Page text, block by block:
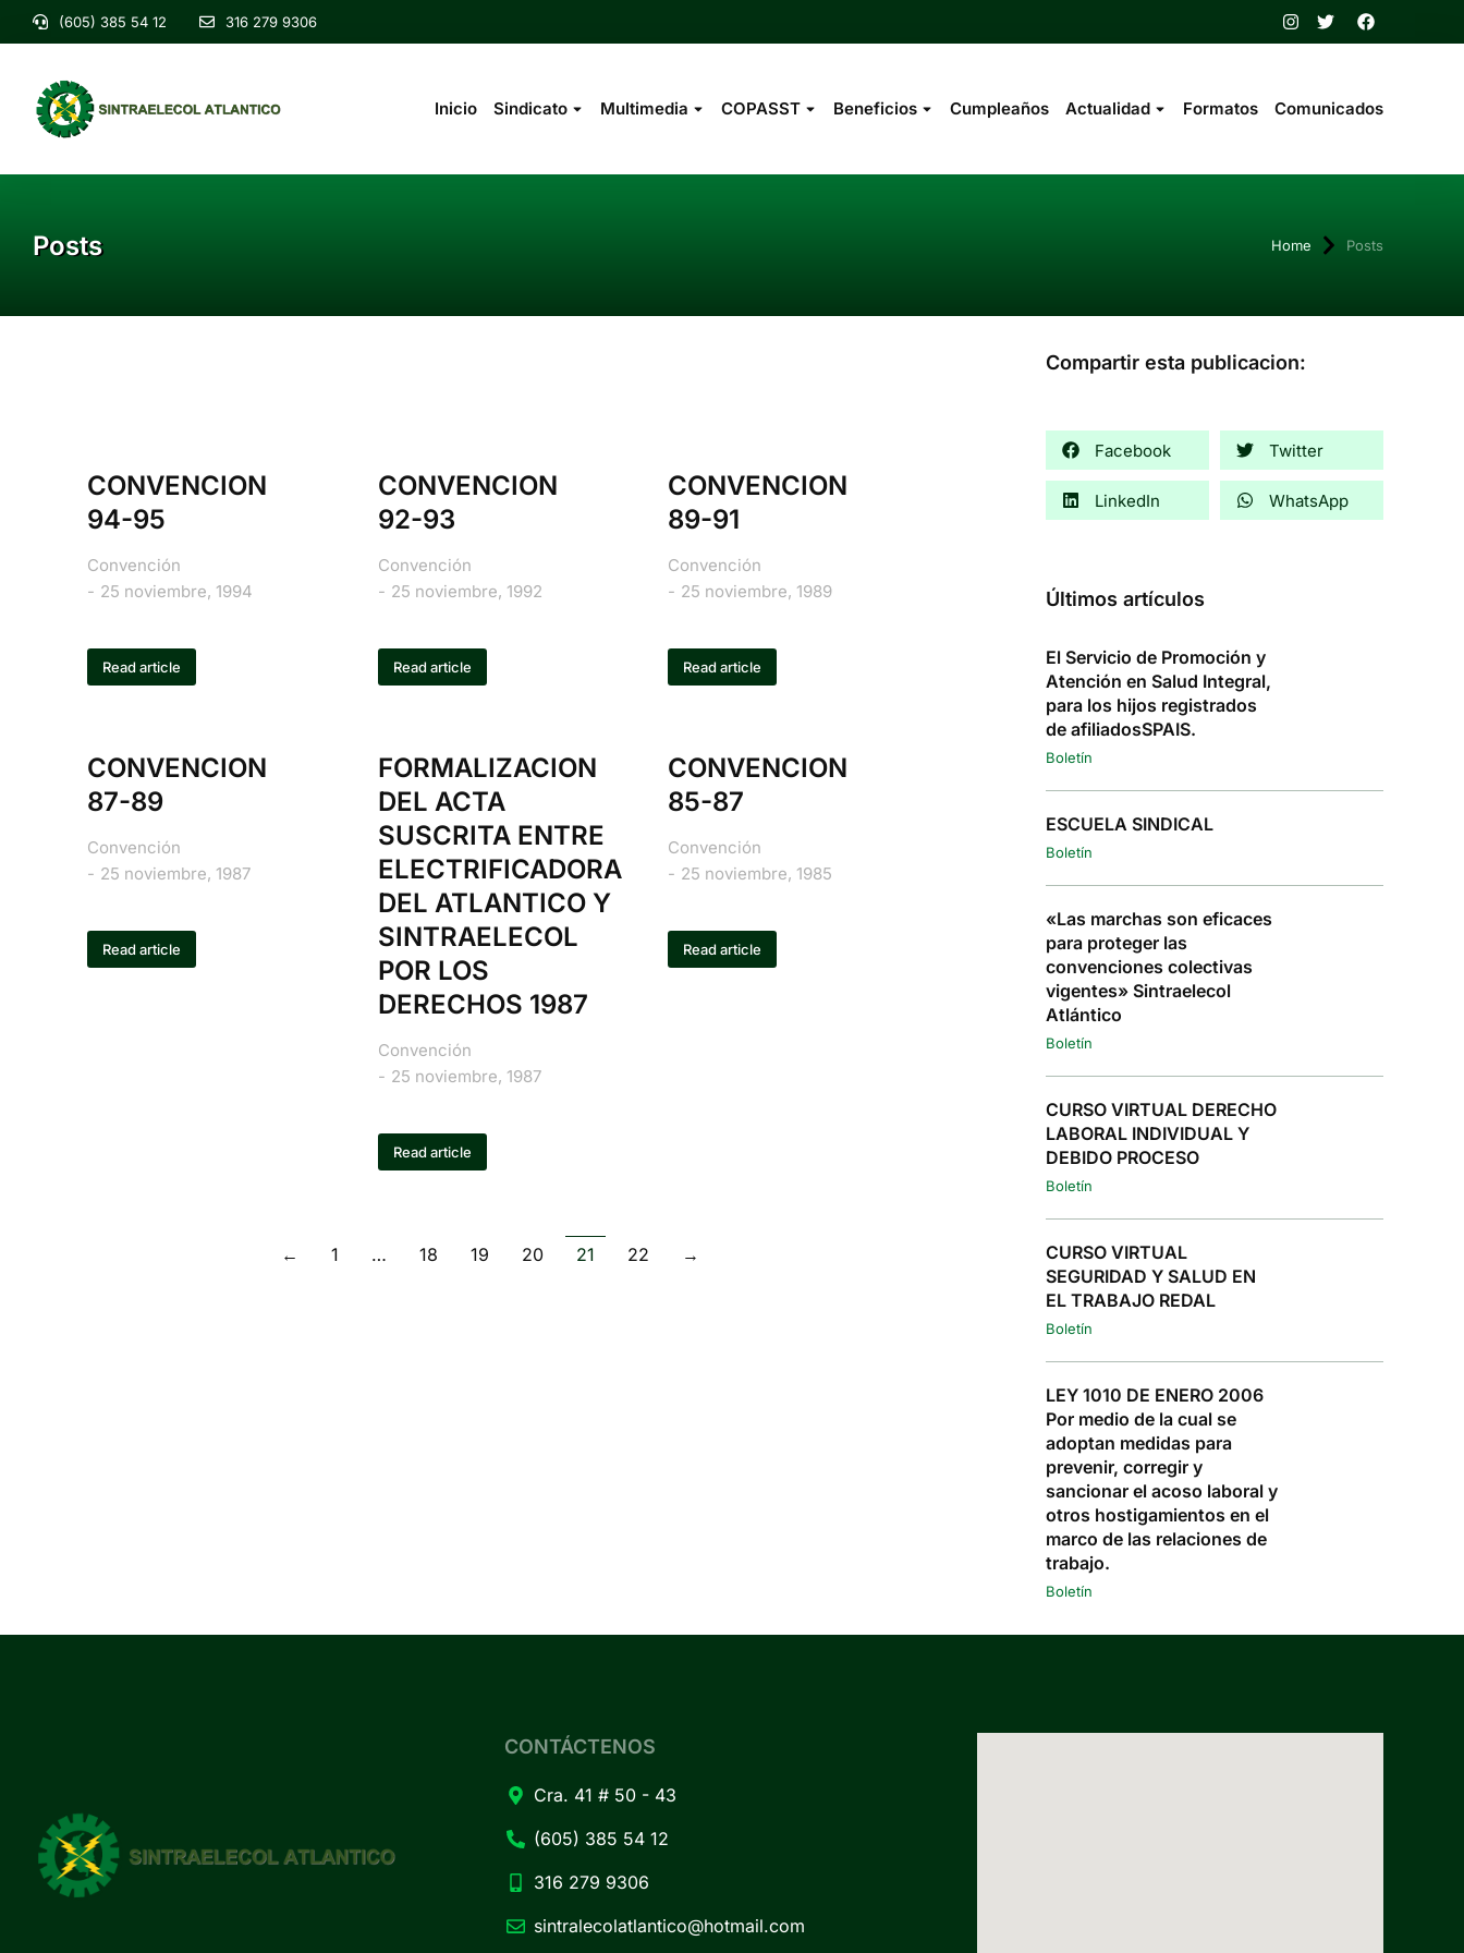
(605) 385 54 12 316 279 9306
Inicio Sindicato Multimedia COPASST Beneficios Cumpleaños Actualidad Formatos Comunicados
Posts Home Posts
CONVENCION
94-95
Convención
25 noviembre, 1994
Read article
CONVENCION
92-93
Convención
25 noviembre, 1992
Read article
CONVENCION
89-91
Convención
25 noviembre, 1989
Read article
CONVENCION
87-89
Convención
25 noviembre, 1987
Read article
FORMALIZACION
DEL ACTA
SUSCRITA ENTRE
ELECTRIFICADORA
DEL ATLANTICO Y
SINTRAELECOL
POR LOS
DERECHOS 1987
Convención
25 noviembre, 1987
Read article
CONVENCION
85-87
Convención
25 noviembre, 1985
Read article
← 1 … 18 19 20 21 22 →
Compartir esta publicacion:
Facebook Twitter
LinkedIn WhatsApp
Últimos artículos
El Servicio de Promoción y
Atención en Salud Integral,
para los hijos registrados
de afiliadosSPAIS.
Boletín
ESCUELA SINDICAL
Boletín
«Las marchas son eficaces
para proteger las
convenciones colectivas
vigentes» Sintraelecol
Atlántico
Boletín
CURSO VIRTUAL DERECHO
LABORAL INDIVIDUAL Y
DEBIDO PROCESO
Boletín
CURSO VIRTUAL
SEGURIDAD Y SALUD EN
EL TRABAJO REDAL
Boletín
LEY 1010 DE ENERO 2006
Por medio de la cual se
adoptan medidas para
prevenir, corregir y
sancionar el acoso laboral y
otros hostigamientos en el
marco de las relaciones de
trabajo.
Boletín
CONTÁCTENOS
Cra. 41 # 50 - 43
(605) 385 54 12
316 279 9306
sintralecolatlantico@hotmail.com